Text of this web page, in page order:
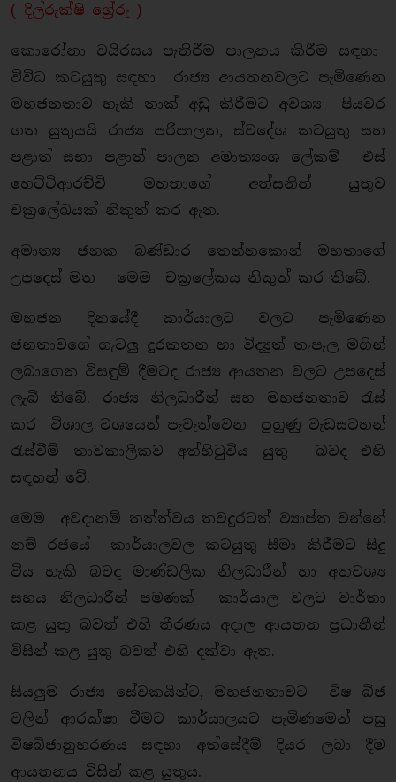
( දිල්රුක්ෂි ග්‍රේරු )
කොරෝනා වයිරසය පැතිරීම පාලනය කිරීම සඳහා
විවිධ කටයුතු සඳහා රාජ්‍ය ආයතනවලට පැමිණෙන
මහජනතාව හැකි තාක් අඩු කිරීමට අවශ්‍ය පියවර
ගත යුතුයයි රාජ්‍ය පරිපාලන, ස්වදේශ කටයුතු සහ
පළාත් සභා පළාත් පාලන අමාත්‍යංශ ලේකම් එස්
හෙට්ටිආරච්චි මහතාගේ අත්සනින් යුතුව
චක්‍රලේඛයක් නිකුත් කර ඇත.
අමාත්‍ය ජනක බණ්ඩාර තෙන්නකොන් මහතාගේ
උපදෙස් මත මෙම චක්‍රලේකය නිකුත් කර තිබේ.
මහජන දිනයේදී කාර්යාලට වලට පැමිණෙන
ජනතාවගේ ගැටලු දුරකතන හා විද්‍යුත් තැපෑල මගින්
ලබාගෙන විසඳුම් දීමටද රාජ්‍ය ආයතන වලට උපදෙස්
ලැබී තිබේ. රාජ්‍ය නිලධාරීන් සහ මහජනතාව රැස්
කර විශාල වශයෙන් පැවැත්වෙන පුහුණු වැඩසටහන්
රැස්වීම් තාවකාලිකව අත්හිටුවිය යුතු බවද එහි
සඳහන් වේ.
මෙම අවදානම් තත්ත්වය තවදුරටත් ව්‍යාප්ත වන්නේ
නම් රජයේ කාර්යාලවල කටයුතු සීමා කිරීමට සිදු
විය හැකි බවද මාණ්ඩලික නිලධාරීන් හා අතවශ්‍ය
සහය නිලධාරීන් පමණක් කාර්යාල වලට වාර්තා
කළ යුතු බවත් එහි තීරණය අදාල ආයතන ප්‍රධානීන්
විසින් කළ යුතු බවත් එහි දක්වා ඇත.
සියලුම රාජ්‍ය සේවකයින්ට, මහජනතාවට විෂ බීජ
වලින් ආරක්ෂා වීමට කාර්යාලයට පැමිණමෙන් පසු
විෂබිජානුහරණය සඳහා අත්සේදීම් දියර ලබා දීම
ආයතනය විසින් කළ යුතුය.